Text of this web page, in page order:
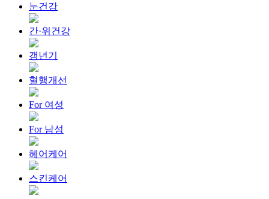
눈건강
간·위건강
갱년기
혈행개선
For 여성
For 남성
헤어케어
스킨케어